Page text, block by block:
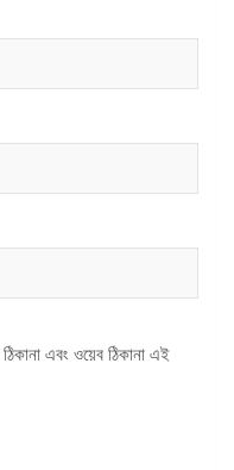
এবং ওয়েব ঠিকানা এই